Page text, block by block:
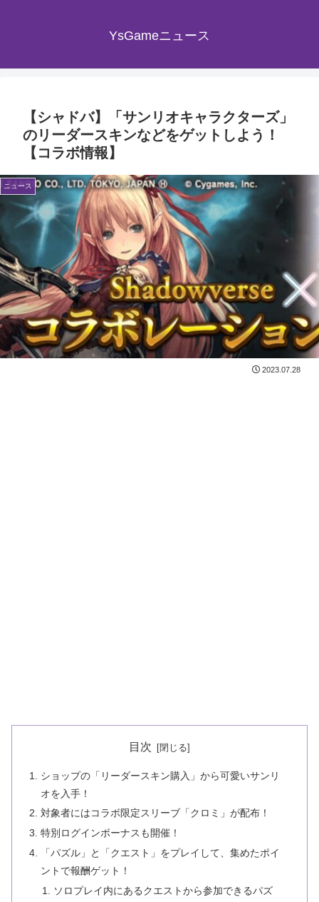
YsGameニュース
【シャドバ】「サンリオキャラクターズ」
のリーダースキンなどをゲットしよう！
【コラボ情報】
ニュース
2023.07.28
目次
ショップの「リーダースキン購入」から可愛いサンリ
オを入手！
対象者にはコラボ限定スリーブ「クロミ」が配布！
特別ログインボーナスも開催！
「パズル」と「クエスト」をプレイして、集めたポイ
ントで報酬ゲット！
ソロプレイ内にあるクエストから参加できるパズ